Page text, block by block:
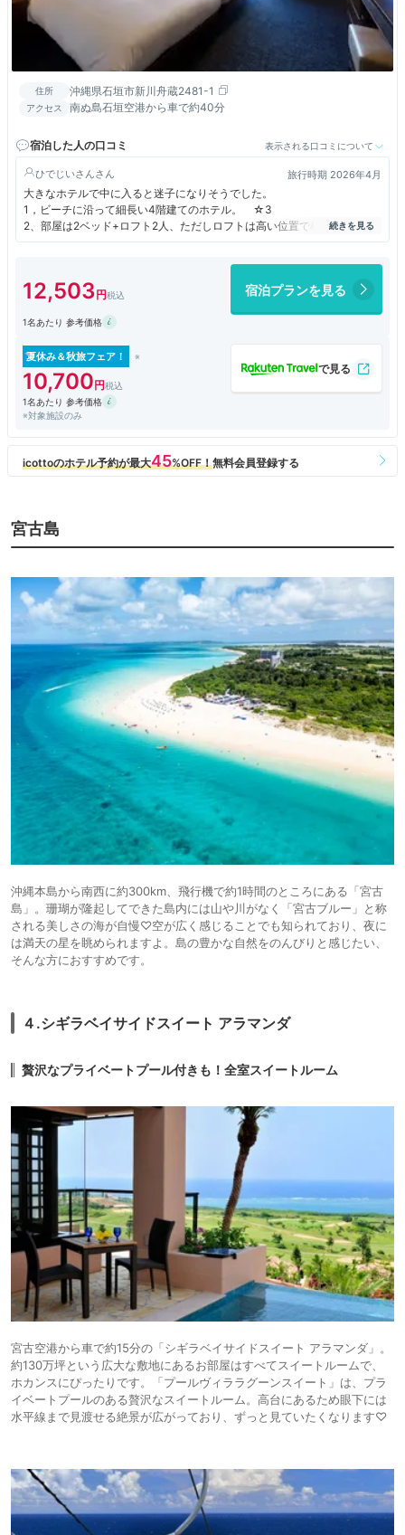
住所 沖縄県石垣市新川舟蔵2481-1
アクセス 南ぬ島石垣空港から車で約40分
宿泊した人の口コミ 表示される口コミについて
ひでじいさん 旅行時期 2026年4月
大きなホテルで中に入ると迷子になりそうでした。
1，ビーチに沿って細長い4階建てのホテル。 ☆3
2、部屋は2ベッド+ロフト2人、ただしロフトは高い位置で梯子が急で昇
り降りが大変。☆2
5、朝食はメニューは沖縄郷土的料理+洋和、果物類が多かった。☆3.5
（沖縄料理苦手で）
6、ウエルカムドリンクがあり ☆3 （コーヒーが品切れだった）
12,503 宿泊プランを見る
1名あたり 参考価格
夏休み＆秋旅フェア！
10,700
1名あたり 参考価格
※対象施設のみ
宮古島
沖縄本島から南西に約300km、飛行機で約1時間のところにある「宮古
島」。珊瑚が隆起してできた島内には山や川がなく「宮古ブルー」と称
される美しさの海が自慢♡空が広く感じることでも知られており、夜に
は満天の星を眺められますよ。島の豊かな自然をのんびりと感じたい、
そんな方におすすめです。
４.シギラベイサイドスイート アラマンダ
贅沢なプライベートプール付きも！全室スイートルーム
宮古空港から車で約15分の「シギラベイサイドスイート アラマンダ」。
約130万坪という広大な敷地にあるお部屋はすべてスイートルームで、
ホカンスにぴったりです。「プールヴィララグーンスイート」は、プラ
イベートプールのある贅沢なスイートルーム。高台にあるため眼下には
水平線まで見渡せる絶景が広がっており、ずっと見ていたくなります♡